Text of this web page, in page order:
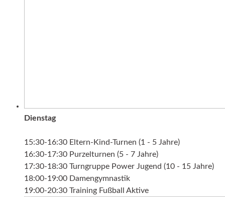
Dienstag
15:30-16:30 Eltern-Kind-Turnen (1 - 5 Jahre)
16:30-17:30 Purzelturnen (5 - 7 Jahre)
17:30-18:30 Turngruppe Power Jugend (10 - 15 Jahre)
18:00-19:00 Damengymnastik
19:00-20:30 Training Fußball Aktive